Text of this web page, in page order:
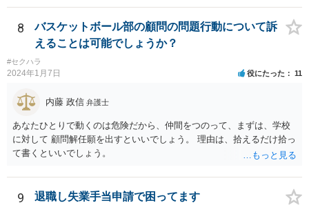
十分にご検討をいただく必要はあるかと思いますが、相手方に対して
正式な警告の書面を送ったり、名誉毀損に当たりうる行為について、
賠償を求めていく余地はあるかと思われます。
合、どのように対応したら良いですか？ 一番無難なのは、①事前に弁
護士に相談してからにしたい、と伝え、②話し合いを延期してもらっ
てご主人が近くで法律相談に行くことです。 ネット上ですと、示談書
も確認できませんし、「言葉による下ネタ」がどのようなものか、示
談に至る具体的な経緯、示談後相手が会社に話した内容など、詳しい
事情がわかりません。これらの事情がわからずに、相談者さんからの
又聞きの情報だけをもとに回答するのは妥当ではないと考えるからで
す。
8
バスケットボール部の顧問の問題行動について訴
えることは可能でしょうか？
#セクハラ
2024年1月7日 役にたった 11
内藤 政信 弁護士
あなたひとりで動くのは危険だから、仲間をつのって、まずは、学校
に対して 顧問解任願を出すといいでしょう。 理由は、拾えるだけ拾っ
て書くといいでしょう。
9 退職し失業手当申請で困ってます